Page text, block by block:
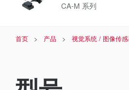
CA-M 系列
首页 产品 视觉系统 / 图像传